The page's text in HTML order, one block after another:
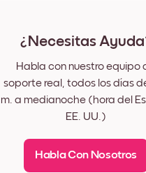
¿Necesitas
Habla con nuestro equipo
soporte real, todos los días
m. a medianoche (hora del
EE. UU.)
Habla Con Nosotros